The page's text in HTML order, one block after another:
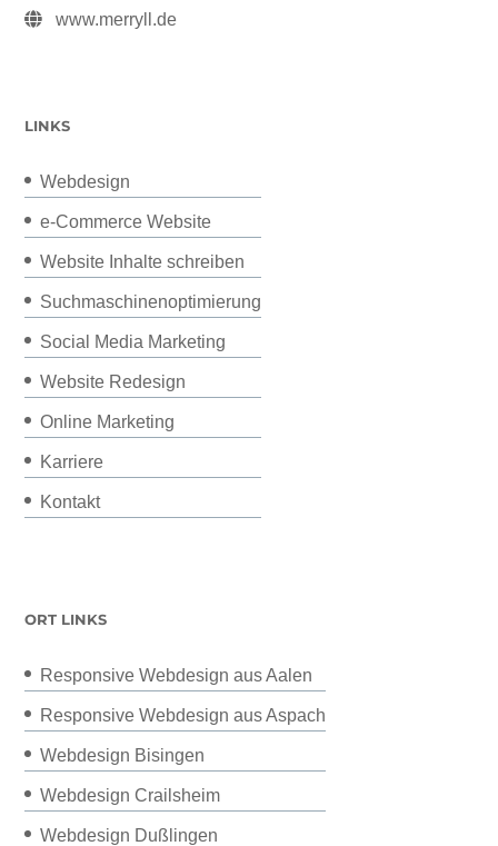
www.merryll.de
LINKS
Webdesign
e-Commerce Website
Website Inhalte schreiben
Suchmaschinenoptimierung
Social Media Marketing
Website Redesign
Online Marketing
Karriere
Kontakt
ORT LINKS
Responsive Webdesign aus Aalen
Responsive Webdesign aus Aspach
Webdesign Bisingen
Webdesign Crailsheim
Webdesign Dußlingen